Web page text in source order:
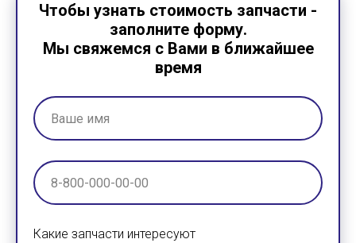
Чтобы узнать стоимость запчасти -
заполните форму.
Мы свяжемся с Вами в ближайшее
время
Какие запчасти интересуют